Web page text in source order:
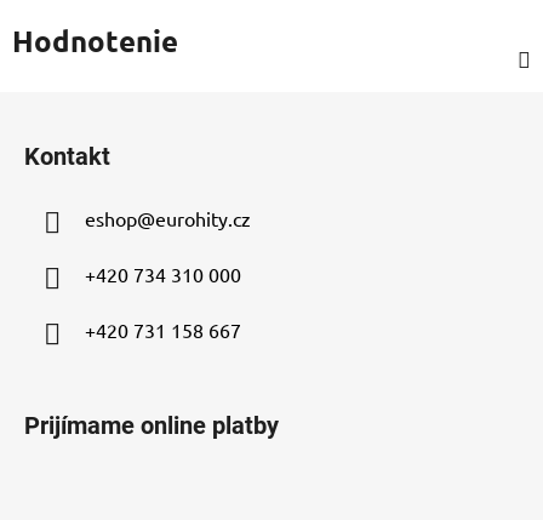
Hodnotenie
Kontakt
eshop@eurohity.cz
+420 734 310 000
+420 731 158 667
Prijímame online platby